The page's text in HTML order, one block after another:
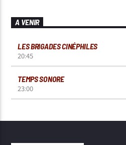
A VENIR
LES BRIGADES CINÉPHILES
20:45
TEMPS SONORE
23:00